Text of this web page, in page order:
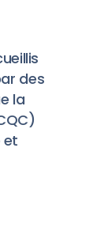
des
la
et